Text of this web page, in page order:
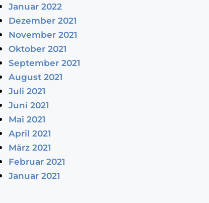
Januar 2022
Dezember 2021
November 2021
Oktober 2021
September 2021
August 2021
Juli 2021
Juni 2021
Mai 2021
April 2021
März 2021
Februar 2021
Januar 2021